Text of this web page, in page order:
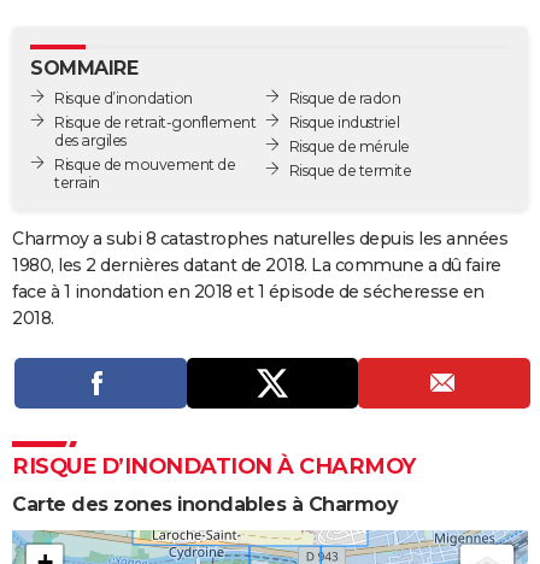
GUIDES D'ACHAT
BONS PLANS
CARTE DE VOEUX
Dictionnaire
Biographies
Citations
Expressions
Proverbes
PROGRAMME TV
COPAINS D'AVANT
S'inscrire
Se connecter
Lycées
Collèges
Primaires
Universités
Entreprises
Service militaire
Avis de recherche
AVIS DE DÉCÈS
Bricolage
Lifestyle
Culture
Sport
Auto
Television
Voyage
Cinema
SOMMAIRE
Risque d’inondation
Risque de retrait-gonflement
des argiles
Risque de mouvement de
terrain
Risque de radon
Risque industriel
Risque de mérule
Risque de termite
Charmoy a subi 8 catastrophes naturelles depuis les années
1980, les 2 dernières datant de 2018. La commune a dû faire
face à 1 inondation en 2018 et 1 épisode de sécheresse en
2018.
RISQUE D’INONDATION À CHARMOY
Carte des zones inondables à Charmoy